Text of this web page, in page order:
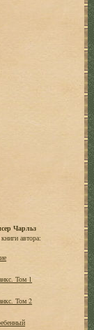
Чарльз
автора:
Том 1
Том 2